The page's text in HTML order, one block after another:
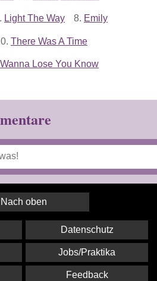
Light The Way 8. Emily
There Was A Time
Lose You Know
Nach oben
Datenschutz
Jobs/Praktika
Feedback